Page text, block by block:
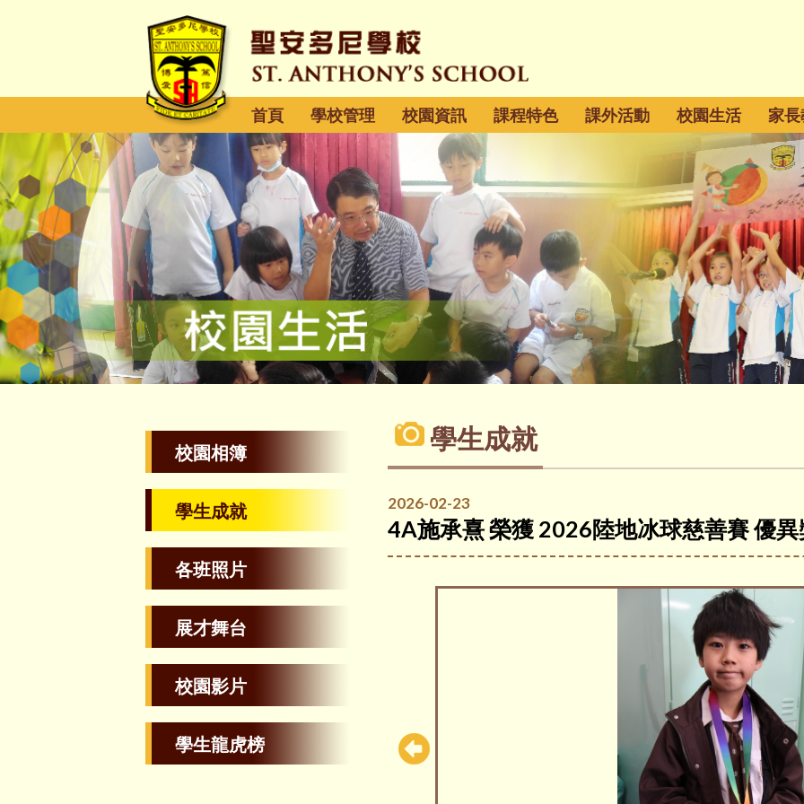
首頁 學校管理 校園資訊 課程特色 課外活動 校園生活 家
校園相簿
學生成就
各班照片
展才舞台
校園影片
學生龍虎榜
學生成就
2026-02-23
4A施承熹 榮獲 2026陸地冰球慈善賽 優異